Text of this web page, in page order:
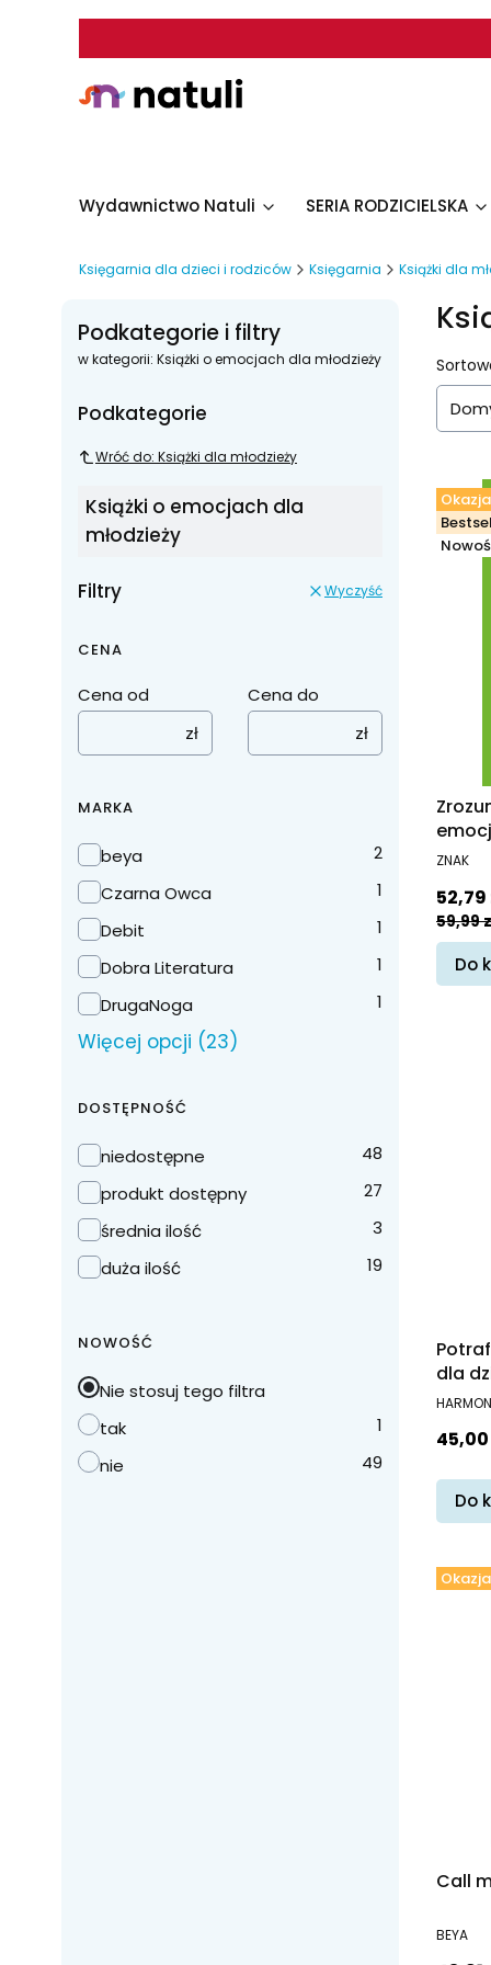
Wydawnictwo Natuli SERIA RODZICIELSKA
Księgarnia dla dzieci i rodziców Księgarnia Książki dla
Podkategorie i filtry
w kategorii: Książki o emocjach dla młodzieży
Podkategorie
Wróć do: Książki dla młodzieży
Książki o emocjach dla
młodzieży
Filtry Wyczyść
CENA
Cena od
zł
Cena do
zł
MARKA
Marka
beya
2
Czarna Owca
1
Debit
1
Dobra Literatura
1
DrugaNoga
1
Więcej opcji (23)
DOSTĘPNOŚĆ
Dostępność
niedostępne
48
produkt dostępny
27
średnia ilość
3
duża ilość
19
NOWOŚĆ
Nie stosuj tego filtra
tak
1
nie
49
Okazja
ZNAK
Cena
52,79
59,99
Do
dla
lat
Cena
45,00
Do
Okazja
Call
BEYA